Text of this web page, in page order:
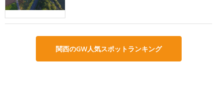
関西のGW人気スポットランキング